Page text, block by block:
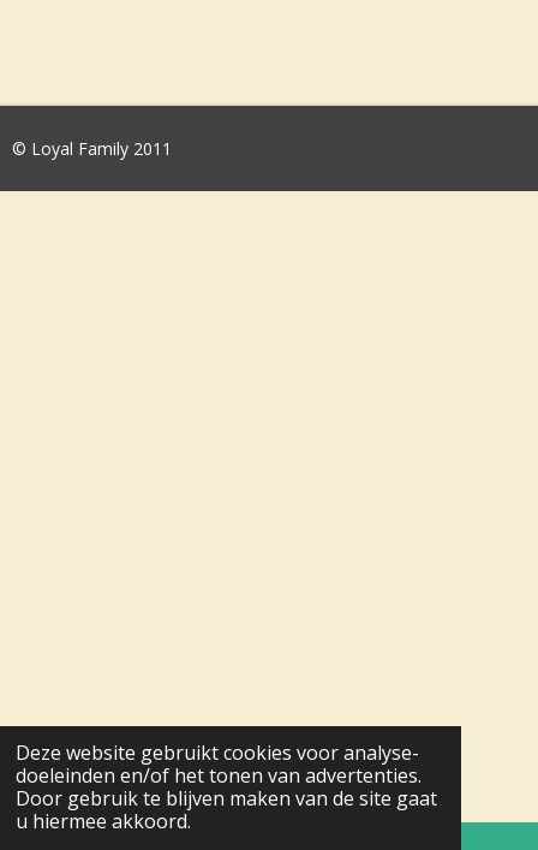
Deze website gebruikt cookies voor analyse-
doeleinden en/of het tonen van advertenties.
Door gebruik te blijven maken van de site gaat
u hiermee akkoord.
© Loyal Family 2011